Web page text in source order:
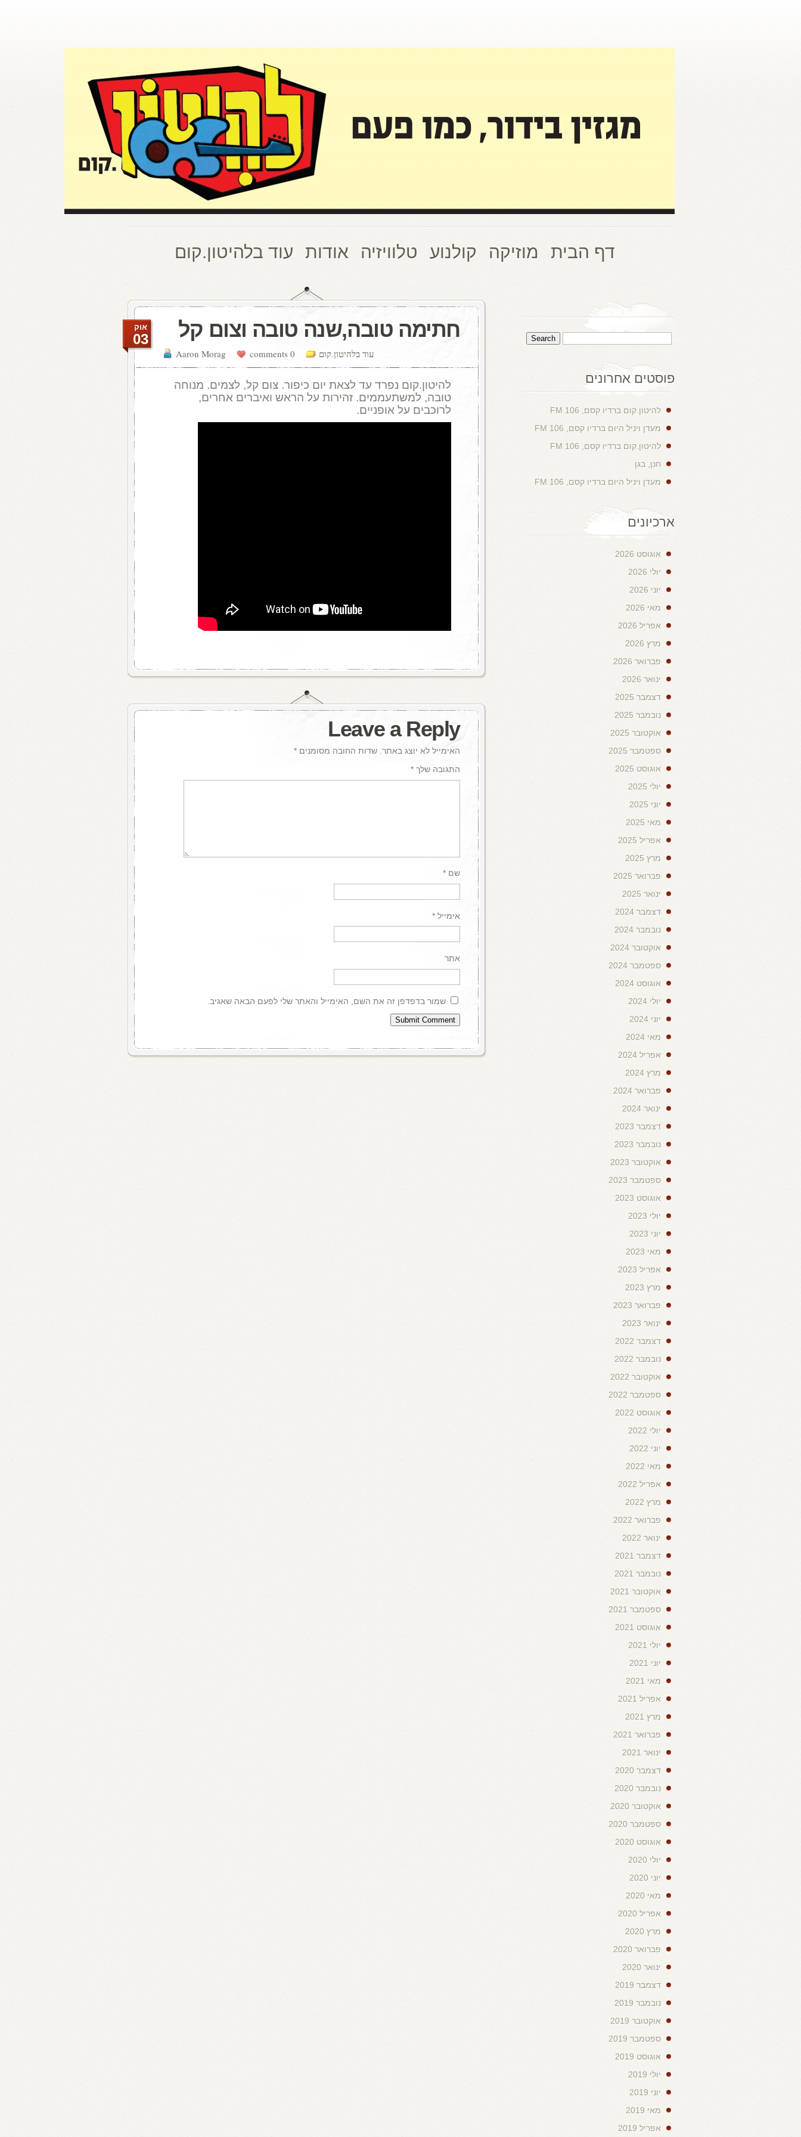
דף הבית מוזיקה קולנוע טלוויזיה אודות עוד בלהיטון.קום
חתימה טובה,שנה טובה וצום קל
Aaron Morag 0 comments עוד בלהיטון.קום
אוק
03
להיטון.קום נפרד עד לצאת יום כיפור. צום קל, לצמים. מנוחה
טובה, למשתעממים. זהירות על הראש ואיברים אחרים,
לרוכבים על אופניים.
Leave a Reply
האימייל לא יוצג באתר. שדות החובה מסומנים *
התגובה שלך *
שם *
אימייל *
אתר
שמור בדפדפן זה את השם, האימייל והאתר שלי לפעם הבאה שאגיב.
פוסטים אחרונים
להיטון.קום ברדיו קסם, 106 FM
מעדן ויניל היום ברדיו קסם, 106 FM
להיטון.קום ברדיו קסם, 106 FM
חנן, בגן
מעדן ויניל היום ברדיו קסם, 106 FM
ארכיונים
אוגוסט 2026
יולי 2026
יוני 2026
מאי 2026
אפריל 2026
מרץ 2026
פברואר 2026
ינואר 2026
דצמבר 2025
נובמבר 2025
אוקטובר 2025
ספטמבר 2025
אוגוסט 2025
יולי 2025
יוני 2025
מאי 2025
אפריל 2025
מרץ 2025
פברואר 2025
ינואר 2025
דצמבר 2024
נובמבר 2024
אוקטובר 2024
ספטמבר 2024
אוגוסט 2024
יולי 2024
יוני 2024
מאי 2024
אפריל 2024
מרץ 2024
פברואר 2024
ינואר 2024
דצמבר 2023
נובמבר 2023
אוקטובר 2023
ספטמבר 2023
אוגוסט 2023
יולי 2023
יוני 2023
מאי 2023
אפריל 2023
מרץ 2023
פברואר 2023
ינואר 2023
דצמבר 2022
נובמבר 2022
אוקטובר 2022
ספטמבר 2022
אוגוסט 2022
יולי 2022
יוני 2022
מאי 2022
אפריל 2022
מרץ 2022
פברואר 2022
ינואר 2022
דצמבר 2021
נובמבר 2021
אוקטובר 2021
ספטמבר 2021
אוגוסט 2021
יולי 2021
יוני 2021
מאי 2021
אפריל 2021
מרץ 2021
פברואר 2021
ינואר 2021
דצמבר 2020
נובמבר 2020
אוקטובר 2020
ספטמבר 2020
אוגוסט 2020
יולי 2020
יוני 2020
מאי 2020
אפריל 2020
מרץ 2020
פברואר 2020
ינואר 2020
דצמבר 2019
נובמבר 2019
אוקטובר 2019
ספטמבר 2019
אוגוסט 2019
יולי 2019
יוני 2019
מאי 2019
אפריל 2019